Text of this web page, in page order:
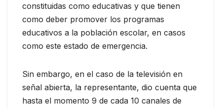
constituidas como educativas y que tienen
como deber promover los programas
educativos a la población escolar, en casos
como este estado de emergencia.
Sin embargo, en el caso de la televisión en
señal abierta, la representante, dio cuenta que
hasta el momento 9 de cada 10 canales de